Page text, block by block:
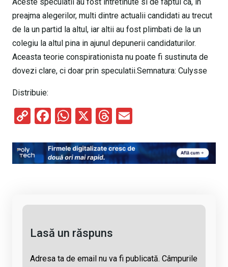
preajma alegerilor, multi dintre actualii candidati au trecut
de la un partid la altul, iar altii au fost plimbati de la un
colegiu la altul pina in ajunul depunerii candidaturilor.
Aceasta teorie conspirationista nu poate fi sustinuta de
dovezi clare, ci doar prin speculatii.Semnatura: Culysse
Distribuie:
C
py
Li
F
ce
b
W
at
s
X
T
e
a
ail
Lasă un răspuns
Adresa ta de email nu va fi publicată. Câmpurile